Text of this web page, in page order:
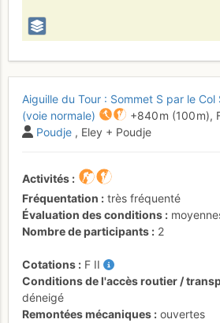
Aiguille du Tour : Sommet S par le
(voie normale)
+840 m (100 m),
Poudje , Eley + Poudje
Activités
Fréquentation
très fréquenté
Évaluation des conditions
Nombre de participants
2
Cotations F II
Conditions de l'accès routier /
déneigé
Remontées mécaniques
ouvertes